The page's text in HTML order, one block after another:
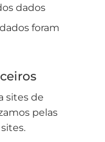
dados
foram
sites de
pelas